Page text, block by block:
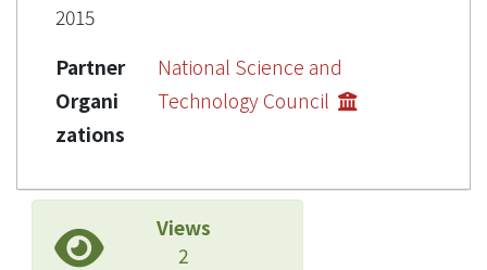
2015
Partner
Organi
zations
National Science and
Technology Council
Views
2